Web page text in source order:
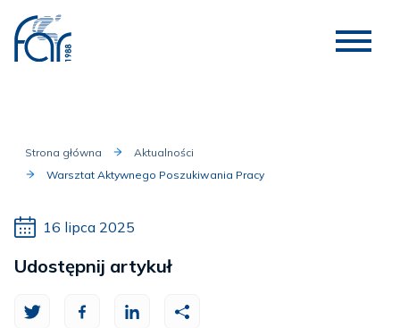
Strona główna
Aktualności
Warsztat Aktywnego Poszukiwania Pracy
16 lipca 2025
Udostępnij artykuł